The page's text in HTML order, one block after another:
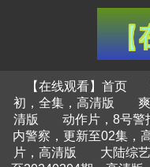
【在线观看】首页
初，全集，高清版
清版
动作片，8号警
内警察，更新至02集，
片，高清版
大陆综